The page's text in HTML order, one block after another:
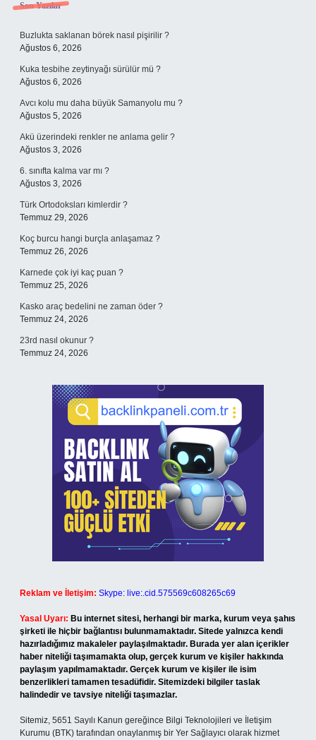
Sidebar
Son Yazılar
Buzlukta saklanan börek nasıl pişirilir ?
Ağustos 6, 2026
Kuka tesbihe zeytinyağı sürülür mü ?
Ağustos 6, 2026
Avcı kolu mu daha büyük Samanyolu mu ?
Ağustos 5, 2026
Akü üzerindeki renkler ne anlama gelir ?
Ağustos 3, 2026
6. sınıfta kalma var mı ?
Ağustos 3, 2026
Türk Ortodoksları kimlerdir ?
Temmuz 29, 2026
Koç burcu hangi burçla anlaşamaz ?
Temmuz 26, 2026
Karnede çok iyi kaç puan ?
Temmuz 25, 2026
Kasko araç bedelini ne zaman öder ?
Temmuz 24, 2026
23rd nasıl okunur ?
Temmuz 24, 2026
Reklam ve İletişim: Skype: live:.cid.575569c608265c69
Yasal Uyarı: Bu internet sitesi, herhangi bir marka, kurum veya şahıs
şirketi ile hiçbir bağlantısı bulunmamaktadır. Sitede yalnızca kendi
hazırladığımız makaleler paylaşılmaktadır. Burada yer alan içerikler
haber niteliği taşımamakta olup, gerçek kurum ve kişiler hakkında
paylaşım yapılmamaktadır. Gerçek kurum ve kişiler ile isim
benzerlikleri tamamen tesadüfidir. Sitemizdeki bilgiler taslak
halindedir ve tavsiye niteliği taşımazlar.
Sitemiz, 5651 Sayılı Kanun gereğince Bilgi Teknolojileri ve İletişim
Kurumu (BTK) tarafından onaylanmış bir Yer Sağlayıcı olarak hizmet